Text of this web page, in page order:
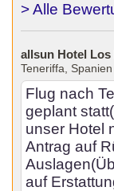
> Alle
allsun Hotel
Teneriffa, Spanien
Flug nach
geplant
unser Hotel
Antrag auf
auf